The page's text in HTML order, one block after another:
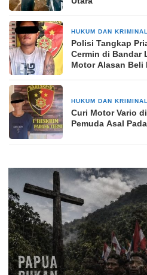
HUKUM DAN KRIMINAL
Polisi Tangkap
Cermin di Bandar
Motor Alasan Beli
HUKUM DAN KRIMINAL
Curi Motor Vario
Pemuda Asal